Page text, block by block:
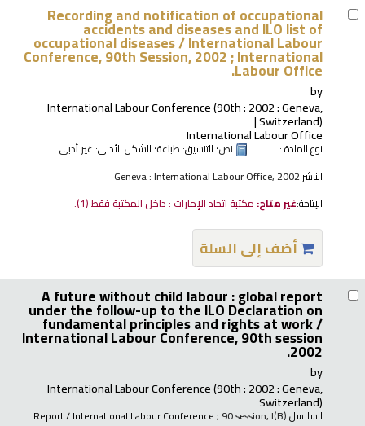
Recording and notification of occupational
accidents and diseases and ILO list of
occupational diseases /International Labour
Conference, 90th Session, 2002 ; International
Labour Office.
by
International Labour Conference(90th : 2002 : Geneva,
Switzerland)
International Labour Office
نوع المادة : نص؛ التنسيق: طباعة؛ الشكل الأدبي: غير أدبي
الناشر:Geneva : International Labour Office, 2002
الإتاحة:غير متاح: مكتبة اتحاد الإمارات : داخل المكتبة فقط(1).
أضف إلى السلة
A future without child labour : global report
under the follow-up to the ILO Declaration on
fundamental principles and rights at work /
International Labour Conference, 90th session
2002.
by
International Labour Conference(90th : 2002 : Geneva,
Switzerland)
السلاسل: Report / International Labour Conference; 90 session, I(B)